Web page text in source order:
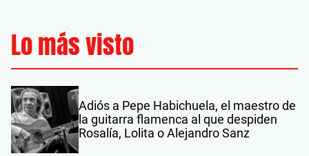
Lo más visto
Adiós a Pepe Habichuela, el maestro de
la guitarra flamenca al que despiden
Rosalía, Lolita o Alejandro Sanz